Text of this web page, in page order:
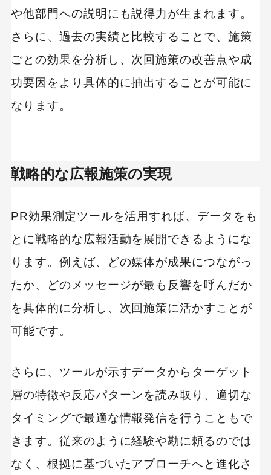
や他部門への説明にも説得力が生まれます。
さらに、過去の実績と比較することで、施策
ごとの効果を分析し、次回施策の改善点や成
功要因をより具体的に抽出することが可能に
なります。
戦略的な広報施策の実現
PR効果測定ツールを活用すれば、データをも
とに戦略的な広報活動を展開できるようにな
ります。例えば、どの媒体が成果につながっ
たか、どのメッセージが最も反響を呼んだか
を具体的に分析し、次回施策に活かすことが
可能です。
さらに、ツールが示すデータからターゲット
層の特徴や反応パターンを読み取り、適切な
タイミングで最適な情報発信を行うこともで
きます。従来のように経験や勘に頼るのでは
なく、根拠に基づいたアプローチへと進化さ